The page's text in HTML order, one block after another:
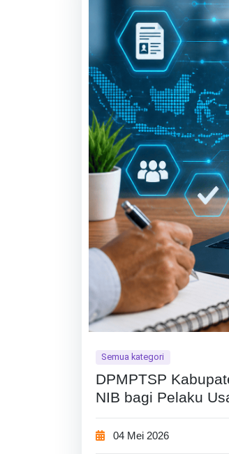
Semua kategori
DPMPTSP
NIB bagi Pelaku
04 Mei 2026